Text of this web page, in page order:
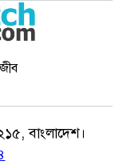
বাংলাদেশ।